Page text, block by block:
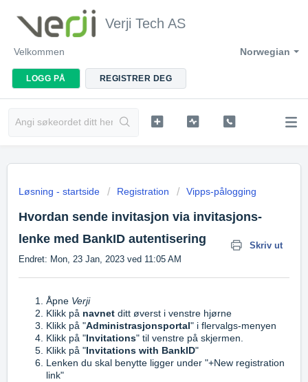
Verji Tech AS
Norwegian
Velkommen
LOGG PÅ REGISTRER DEG
Løsning - startside Registration Vipps-pålogging
Hvordan sende invitasjon via invitasjons-
lenke med BankID autentisering
Skriv ut
Endret: Mon, 23 Jan, 2023 ved 11:05 AM
Åpne Verji
Klikk på navnet ditt øverst i venstre hjørne
Klikk på "Administrasjonsportal" i flervalgs-menyen
Klikk på "Invitations" til venstre på skjermen.
Klikk på "Invitations with BankID"
Lenken du skal benytte ligger under "+New registration
link"